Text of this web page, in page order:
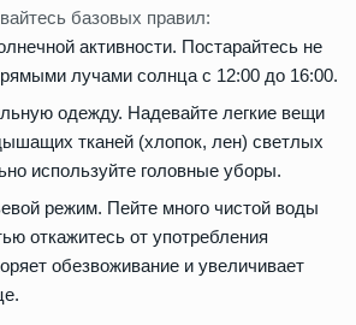
базовых правил:
активности. Постарайтесь не
лучами солнца с 12:00 до 16:00.
одежду. Надевайте легкие вещи
тканей (хлопок, лен) светлых
используйте головные уборы.
режим. Пейте много чистой воды
откажитесь от употребления
обезвоживание и увеличивает